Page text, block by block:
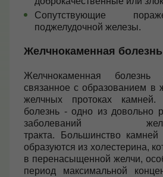
Сопутствующие
поджелудочной железы.
Желчнокаменная болезнь
Желчнокаменная болезнь
связанное с образованием в
желчных протоках камней.
болезнь - одно из довольно
заболеваний
тракта.
Большинство камней
образуются из холестерина,
в перенасыщенной желчи,
период максимальной